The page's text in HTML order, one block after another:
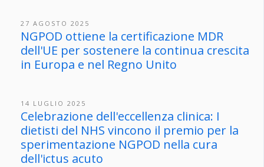
27 AGOSTO 2025
NGPOD ottiene la certificazione MDR
dell'UE per sostenere la continua crescita
in Europa e nel Regno Unito
14 LUGLIO 2025
Celebrazione dell'eccellenza clinica: I
dietisti del NHS vincono il premio per la
sperimentazione NGPOD nella cura
dell'ictus acuto